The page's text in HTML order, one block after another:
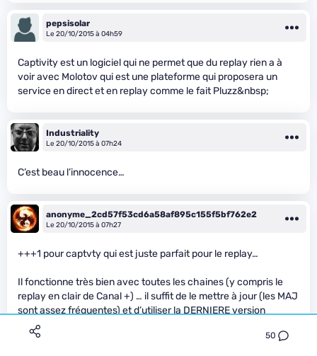
50
pepsisolar
Le 20/10/2015 à 04h59
Captivity est un logiciel qui ne permet que du replay rien a à
voir avec Molotov qui est une plateforme qui proposera un
service en direct et en replay comme le fait Pluzz&nbsp;
Industriality
Le 20/10/2015 à 07h24
C’est beau l’innocence…
anonyme_2cd57f53cd6a58af895c155f5bf762e2
Le 20/10/2015 à 07h27
+++1 pour captvty qui est juste parfait pour le replay…
Il fonctionne très bien avec toutes les chaines (y compris le
replay en clair de Canal +) … il suffit de le mettre à jour (les MAJ
sont assez fréquentes) et d’utiliser la DERNIERE version
(Version 2.3.9 publiée le 27 septembre 2015 actuellement).